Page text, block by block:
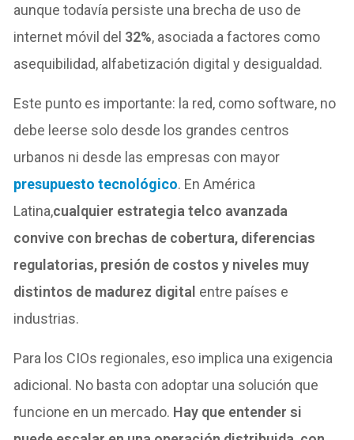
aunque todavía persiste una brecha de uso de
internet móvil del 32%, asociada a factores como
asequibilidad, alfabetización digital y desigualdad.
Este punto es importante: la red, como software, no
debe leerse solo desde los grandes centros
urbanos ni desde las empresas con mayor
presupuesto tecnológico. En América
Latina,cualquier estrategia telco avanzada
convive con brechas de cobertura, diferencias
regulatorias, presión de costos y niveles muy
distintos de madurez digital entre países e
industrias.
Para los CIOs regionales, eso implica una exigencia
adicional. No basta con adoptar una solución que
funcione en un mercado. Hay que entender si